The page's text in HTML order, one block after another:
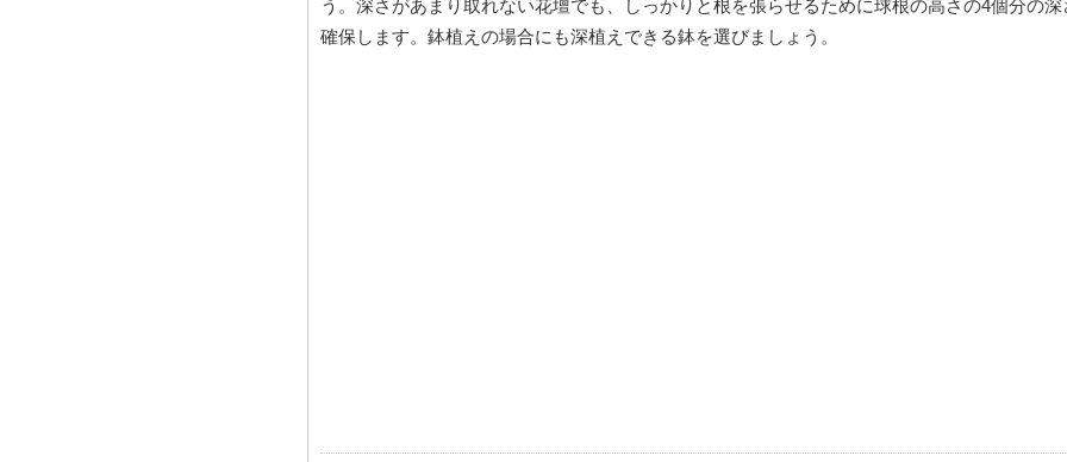
う。深さがあまり取れない花壇でも、しっかりと根を張らせるために球根の高さの4個分の深
確保します。鉢植えの場合にも深植えできる鉢を選びましょう。